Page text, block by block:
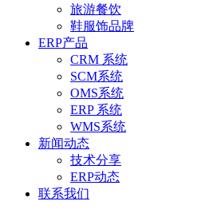
旅游餐饮
鞋服饰品牌
ERP产品
CRM 系统
SCM系统
OMS系统
ERP 系统
WMS系统
新闻动态
技术分享
ERP动态
联系我们